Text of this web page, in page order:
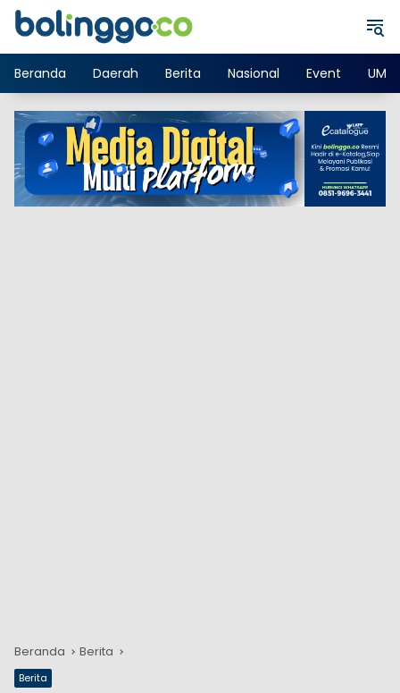
Langsung
Beranda
Daerah Berita Nasional Event
Beranda Berita
Berita